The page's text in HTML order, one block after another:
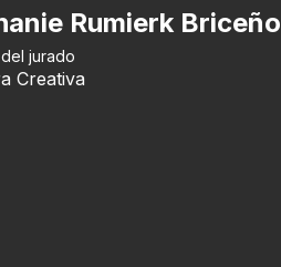
Rumierk Briceño
jurado
Creativa